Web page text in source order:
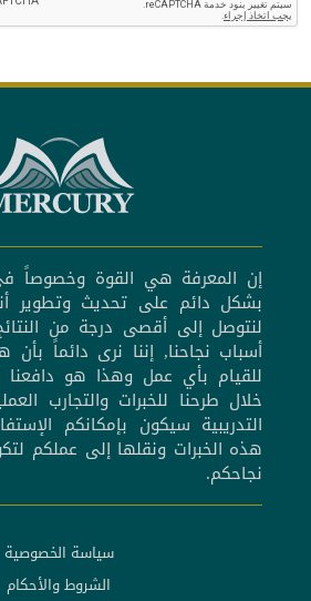
إن المعرفة هي القوة وخصوصاً
بشكل دائم على تحديث وتطوير
لنتوصل إلى أقصى درجة من
أسباب نجاحنا, إننا نرى دائماً
للقيام بأي عمل وهذا هو
خلال طرحنا للخبرات والتجارب
التدريبية سيكون بإمكانكم
هذه الخبرات ونقلها إلى عملكم
نجاحكم.
سياسة الخصوصية
الشروط والأحكام